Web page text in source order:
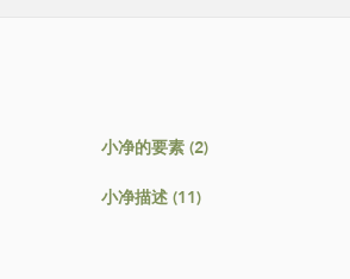
小净的要素 (2)
小净描述 (11)